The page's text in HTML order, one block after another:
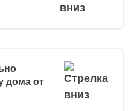
дома от